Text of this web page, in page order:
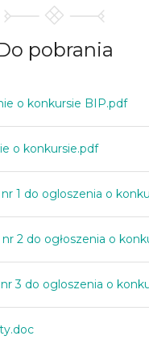
pobrania
o konkursie BIP.pdf
o konkursie.pdf
1 do ogloszenia o
2 do ogłoszenia o
3 do ogloszenia o